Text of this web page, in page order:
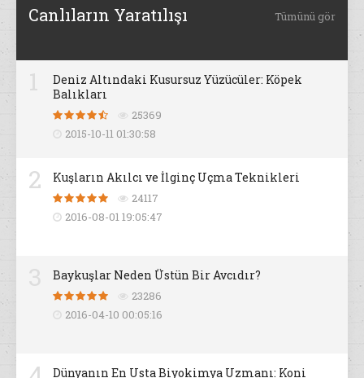
Canlıların Yaratılışı Tümünü gör
Deniz Altındaki Kusursuz Yüzücüler: Köpek
Balıkları
25369
2015-10-11 01:30:58
2 Kuşların Akılcı ve İlginç Uçma Teknikleri
24117
2016-08-01 19:05:47
Baykuşlar Neden Üstün Bir Avcıdır?
23286
2016-04-10 00:05:16
Dünyanın En Usta Biyokimya Uzmanı: Koni